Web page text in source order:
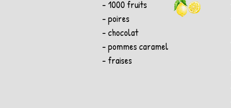
- 1000 fruits
- poires
- chocolat
- pommes caramel
- fraises